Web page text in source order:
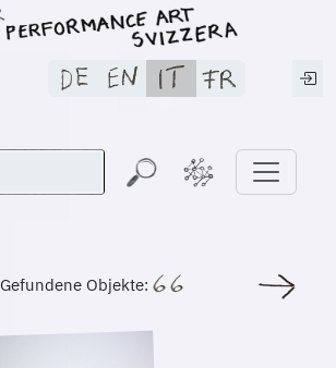
Gefundene Objekte: